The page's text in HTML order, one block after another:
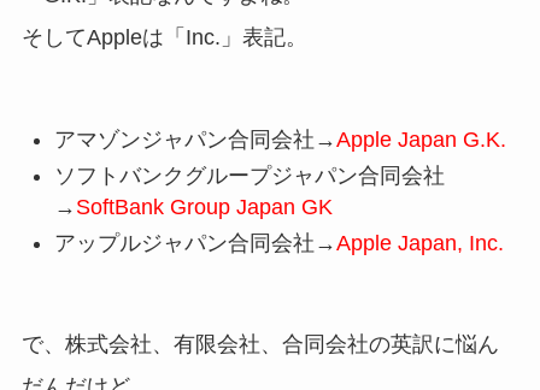
そしてAppleは「Inc.」表記。
アマゾンジャパン合同会社→Apple Japan G.K.
ソフトバンクグループジャパン合同会社
→ SoftBank Group Japan GK
アップルジャパン合同会社→Apple Japan, Inc.
で、株式会社、有限会社、合同会社の英訳に悩ん